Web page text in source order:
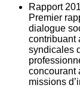
Rapport
Premier
dialogue
contribuant
syndicales
concourant
missions